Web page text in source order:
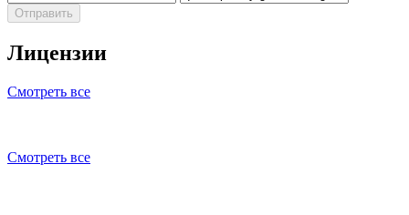
Отправить
Лицензии
Смотреть все
Смотреть все